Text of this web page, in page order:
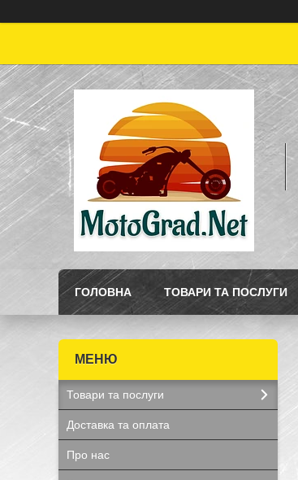
ГОЛОВНА ТОВАРИ ТА ПОСЛУГИ
Товари та послуги
Доставка та оплата
Про нас